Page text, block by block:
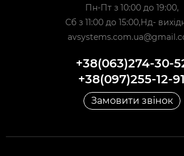
Пн-Пт з 10:00 до 19:00,
Сб з 11:00 до 15:00,Нд-
+38(063)274-30-
+38(097)255-12-91
Замовити звінок